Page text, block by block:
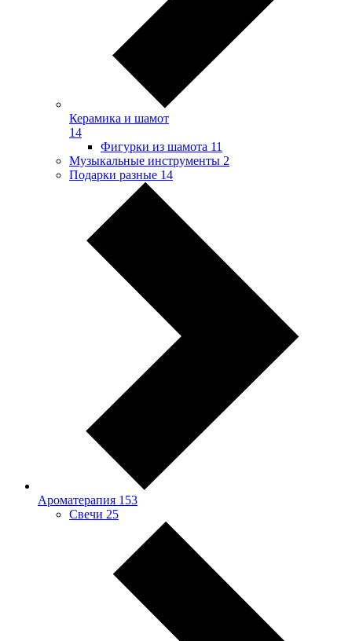
Керамика и шамот
14
Фигурки из шамота 11
Музыкальные инструменты 2
Подарки разные 14
Ароматерапия 153
Свечи 25